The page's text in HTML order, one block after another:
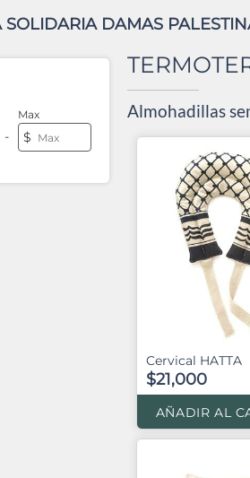
SOLIDARIA DAMAS
-
Max
$
Almohadillas
Cervical HATTA
$21,000
AÑADIR AL